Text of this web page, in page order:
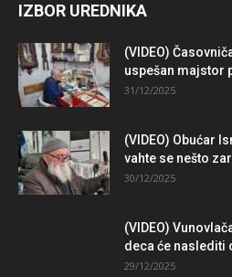
IZBOR UREDNIKA
(VIDEO)
uspešan majstor
31/12/2025
(VIDEO) Obućar
vahte se nešto
30/12/2025
(VIDEO)
deca će naslediti
29/12/2025